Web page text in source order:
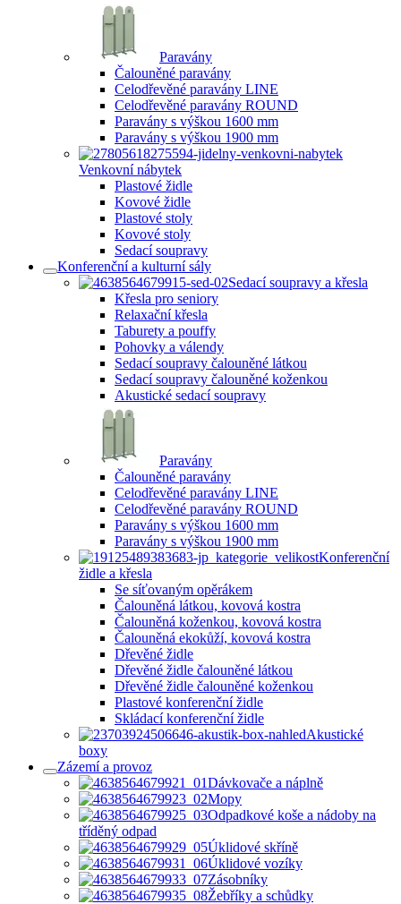
Paravány
Čalouněné paravány
Celodřevěné paravány LINE
Celodřevěné paravány ROUND
Paravány s výškou 1600 mm
Paravány s výškou 1900 mm
Venkovní nábytek
Plastové židle
Kovové židle
Plastové stoly
Kovové stoly
Sedací soupravy
Konferenční a kulturní sály
Sedací soupravy a křesla
Křesla pro seniory
Relaxační křesla
Taburety a pouffy
Pohovky a válendy
Sedací soupravy čalouněné látkou
Sedací soupravy čalouněné koženkou
Akustické sedací soupravy
Paravány
Čalouněné paravány
Celodřevěné paravány LINE
Celodřevěné paravány ROUND
Paravány s výškou 1600 mm
Paravány s výškou 1900 mm
Konferenční
židle a křesla
Se síťovaným opěrákem
Čalouněná látkou, kovová kostra
Čalouněná koženkou, kovová kostra
Čalouněná ekokůží, kovová kostra
Dřevěné židle
Dřevěné židle čalouněné látkou
Dřevěné židle čalouněné koženkou
Plastové konferenční židle
Skládací konferenční židle
Akustické
boxy
Zázemí a provoz
Dávkovače a náplně
Mopy
Odpadkové koše a nádoby na
tříděný odpad
Úklidové skříně
Úklidové vozíky
Zásobníky
Žebříky a schůdky